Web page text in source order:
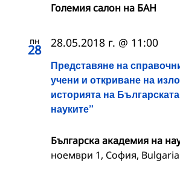
Големия салон на БАН
пн
28
Представяне на
учени и откриване на
историята на
науките”
28.05.2018 г. @ 11:00
Българска академия на
ноември 1, София, Bulgaria